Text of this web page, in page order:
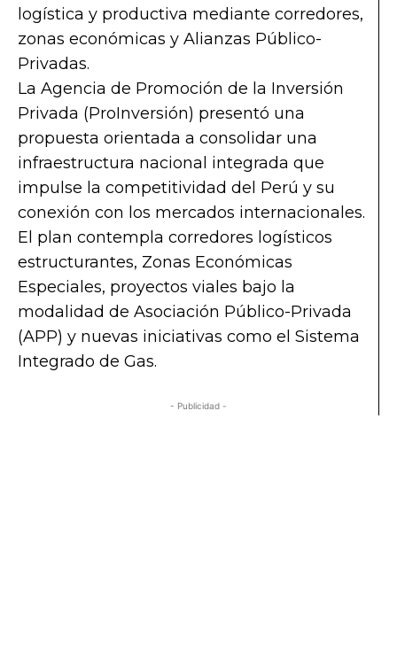
logística y productiva mediante corredores,
zonas económicas y Alianzas Público-
Privadas.
La Agencia de Promoción de la Inversión
Privada (ProInversión) presentó una
propuesta orientada a consolidar una
infraestructura nacional integrada que
impulse la competitividad del Perú y su
conexión con los mercados internacionales.
El plan contempla corredores logísticos
estructurantes, Zonas Económicas
Especiales, proyectos viales bajo la
modalidad de Asociación Público-Privada
(APP) y nuevas iniciativas como el Sistema
Integrado de Gas.
- Publicidad -